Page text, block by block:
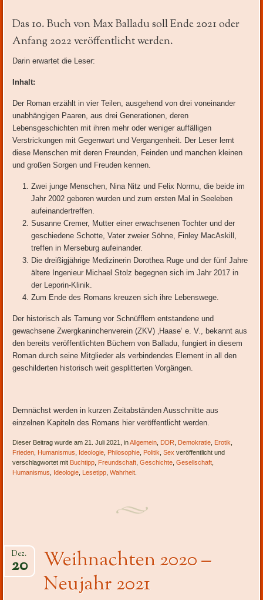
Das 10. Buch von Max Balladu soll Ende 2021 oder
Anfang 2022 veröffentlicht werden.
Darin erwartet die Leser:
Inhalt:
Der Roman erzählt in vier Teilen, ausgehend von drei voneinander
unabhängigen Paaren, aus drei Generationen, deren
Lebensgeschichten mit ihren mehr oder weniger auffälligen
Verstrickungen mit Gegenwart und Vergangenheit. Der Leser lernt
diese Menschen mit deren Freunden, Feinden und manchen kleinen
und großen Sorgen und Freuden kennen.
Zwei junge Menschen, Nina Nitz und Felix Normu, die beide im
Jahr 2002 geboren wurden und zum ersten Mal in Seeleben
aufeinandertreffen.
Susanne Cremer, Mutter einer erwachsenen Tochter und der
geschiedene Schotte, Vater zweier Söhne, Finley MacAskill,
treffen in Merseburg aufeinander.
Die dreißigjährige Medizinerin Dorothea Ruge und der fünf Jahre
ältere Ingenieur Michael Stolz begegnen sich im Jahr 2017 in
der Leporin-Klinik.
Zum Ende des Romans kreuzen sich ihre Lebenswege.
Der historisch als Tarnung vor Schnüfflern entstandene und
gewachsene Zwergkaninchenverein (ZKV) ‚Haase‘ e. V., bekannt aus
den bereits veröffentlichten Büchern von Balladu, fungiert in diesem
Roman durch seine Mitglieder als verbindendes Element in all den
geschilderten historisch weit gesplitterten Vorgängen.
Demnächst werden in kurzen Zeitabständen Ausschnitte aus
einzelnen Kapiteln des Romans hier veröffentlicht werden.
Dieser Beitrag wurde am 21. Juli 2021, inAllgemein DDR Demokratie Erotik
Frieden Humanismus Ideologie Philosophie Politik ,Sex veröffentlicht und
verschlagwortet mit Buchtipp Freundschaft ,Geschichte ,Gesellschaft
Humanismus
Ideologie Lesetipp ,Wahrheit
Weihnachten 2020 –
Neujahr 2021
Dez.
20